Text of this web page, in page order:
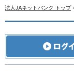
法人JAネットバンク トップ